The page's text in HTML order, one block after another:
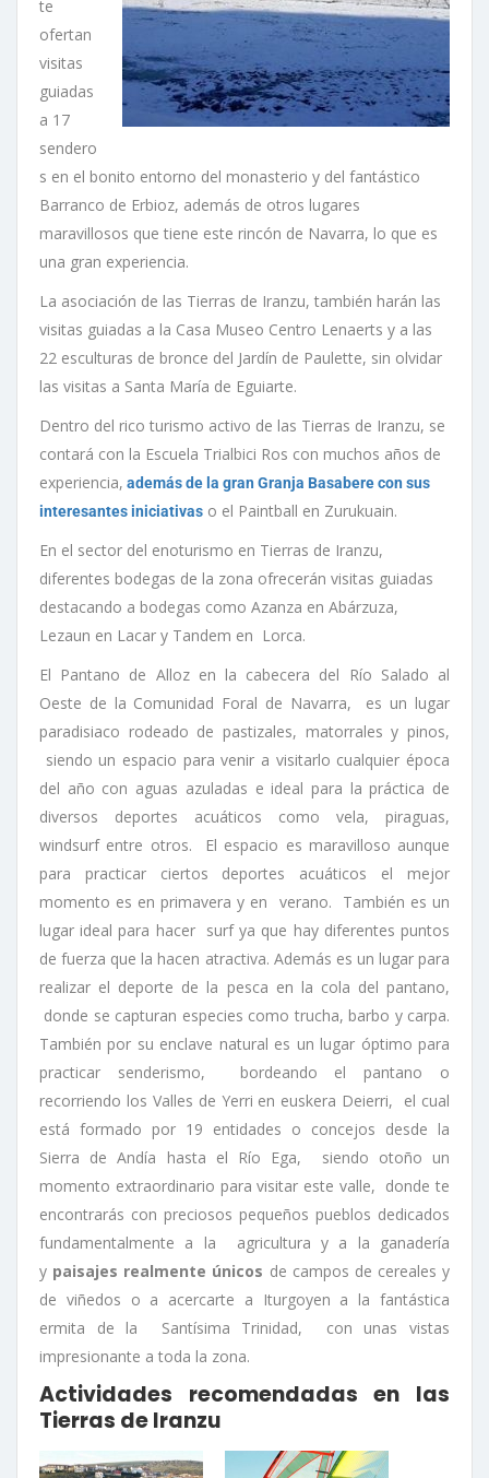
te
ofertan
visitas
guiadas
a 17
sendero
s en el bonito entorno del monasterio y del fantástico
Barranco de Erbioz, además de otros lugares
maravillosos que tiene este rincón de Navarra, lo que es
una gran experiencia.
La asociación de las Tierras de Iranzu, también harán las
visitas guiadas a la Casa Museo Centro Lenaerts y a las
22 esculturas de bronce del Jardín de Paulette, sin olvidar
las visitas a Santa María de Eguiarte.
Dentro del rico turismo activo de las Tierras de Iranzu, se
contará con la Escuela Trialbici Ros con muchos años de
experiencia, además de la gran Granja Basabere con sus
interesantes iniciativas o el Paintball en Zurukuain.
En el sector del enoturismo en Tierras de Iranzu,
diferentes bodegas de la zona ofrecerán visitas guiadas
destacando a bodegas como Azanza en Abárzuza,
Lezaun en Lacar y Tandem en Lorca.
El Pantano de Alloz en la cabecera del Río Salado al
Oeste de la Comunidad Foral de Navarra, es un lugar
paradisiaco rodeado de pastizales, matorrales y pinos,
siendo un espacio para venir a visitarlo cualquier época
del año con aguas azuladas e ideal para la práctica de
diversos deportes acuáticos como vela, piraguas,
windsurf entre otros. El espacio es maravilloso aunque
para practicar ciertos deportes acuáticos el mejor
momento es en primavera y en verano. También es un
lugar ideal para hacer surf ya que hay diferentes puntos
de fuerza que la hacen atractiva. Además es un lugar para
realizar el deporte de la pesca en la cola del pantano,
donde se capturan especies como trucha, barbo y carpa.
También por su enclave natural es un lugar óptimo para
practicar senderismo, bordeando el pantano o
recorriendo los Valles de Yerri en euskera Deierri, el cual
está formado por 19 entidades o concejos desde la
Sierra de Andía hasta el Río Ega, siendo otoño un
momento extraordinario para visitar este valle, donde te
encontrarás con preciosos pequeños pueblos dedicados
fundamentalmente a la agricultura y a la ganadería
y paisajes realmente únicos de campos de cereales y
de viñedos o a acercarte a Iturgoyen a la fantástica
ermita de la Santísima Trinidad, con unas vistas
impresionante a toda la zona.
Actividades recomendadas en las
Tierras de Iranzu